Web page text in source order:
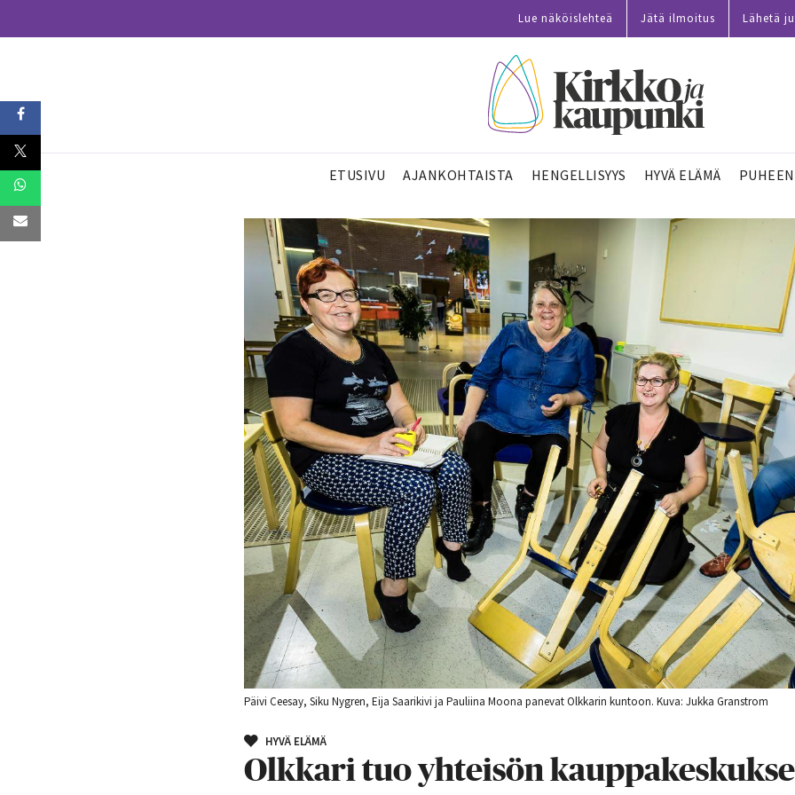
Lue näköislehteä Jätä ilmoitus Lähetä
ETUSIVU AJANKOHTAISTA HENGELLISYYS HYVÄ ELÄMÄ
Päivi Ceesay, Siku Nygren, Eija Saarikivi ja Pauliina Moona panevat Olkkarin kuntoon. Kuva: Jukka Granstrom
HYVÄ ELÄMÄ
Olkkari tuo yhteisön